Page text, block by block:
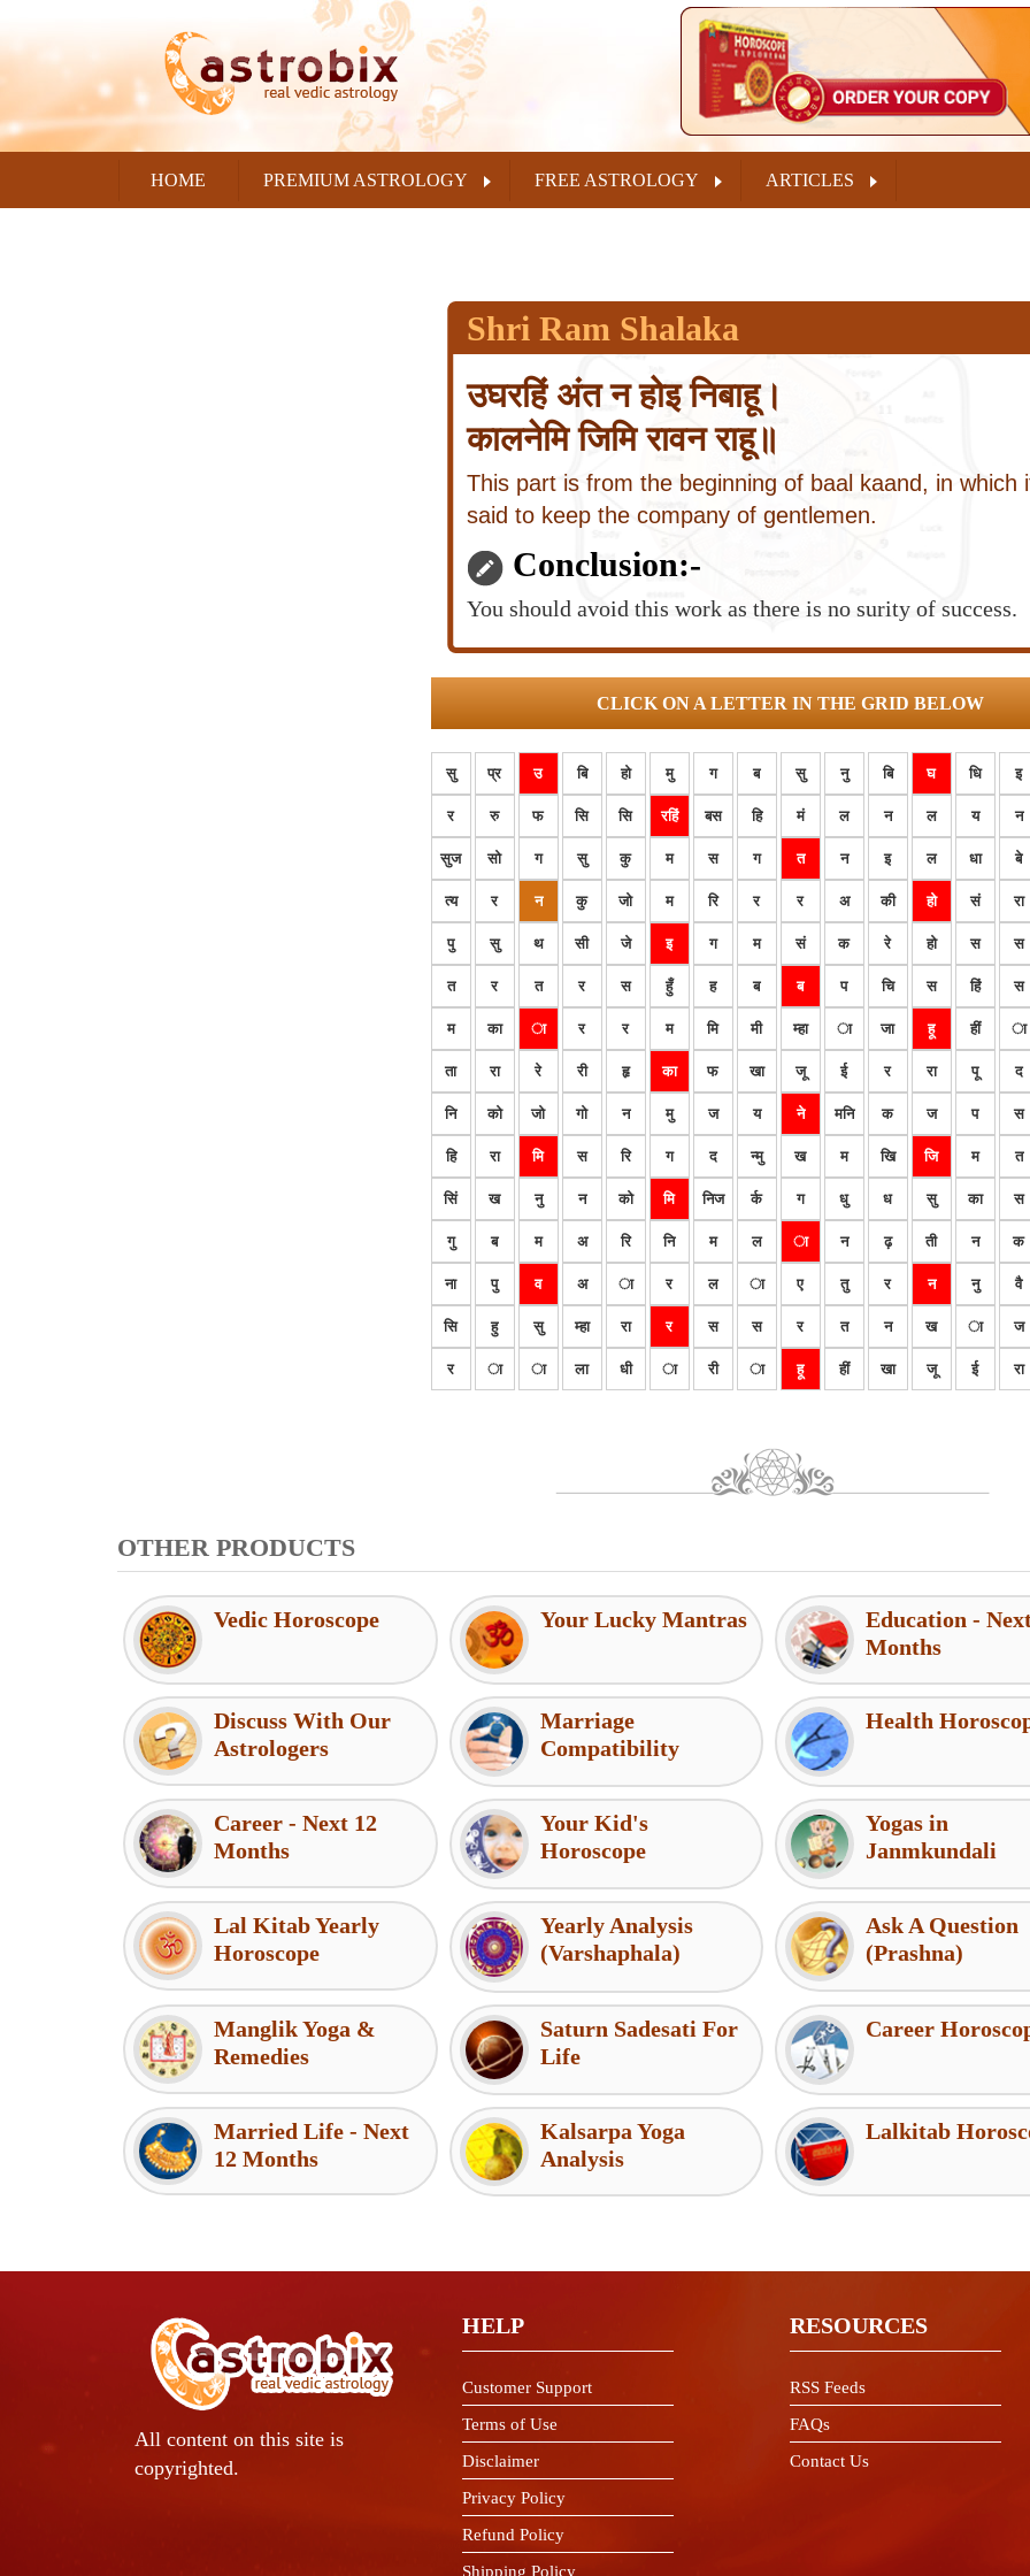
HOME PREMIUM ASTROLOGY FREE ASTROLOGY ARTICLES
Shri Ram Shalaka
उघरहिं अंत न होइ निबाहू।
कालनेमि जिमि रावन राहू॥
This part is from the beginning of baal kaand, in which
said to keep the company of gentlemen.
Conclusion:-
You should avoid this work as there is no surity of success.
CLICK ON A LETTER IN THE GRID BELOW
सु प्र उ बि हो मु ग ब सु नु बि घ धि इ
र रु फ सि सि रहिं बस हि मं ल न ल य न
सुज सो ग सु कु म स ग त न इ ल धा बे
त्य र न कु जो म रि र र अ की हो सं रा
पु सु थ सी जे इ ग म सं क रे हो स स
त र त र स हुँ ह ब ब प चि स हिं स
म का ा र र म मि मी म्हा ा जा हू हीं ा
ता रा रे री हृ का फ खा जू ई र रा पू द
नि को जो गो न मु ज य ने मनि क ज प स
हि रा मि स रि ग द न्मु ख म खि जि म त
सिं ख नु न को मि निज र्क ग धु ध सु का स
गु ब म अ रि नि म ल ा न ढ़ ती न क
ना पु व अ ा र ल ा ए तु र न नु वै
सि हु सु म्हा रा र स स र त न ख ा ज
र ा ा ला धी ा री ा हू हीं खा जू ई रा
OTHER PRODUCTS
Vedic Horoscope Your Lucky Mantras
Education -
Months
Discuss With Our
Astrologers
Marriage
Compatibility
Health
Career - Next 12
Months
Your Kid's
Horoscope
Yogas in
Janmkundali
Lal Kitab Yearly
Horoscope
Yearly Analysis
(Varshaphala)
Ask A Question
(Prashna)
Manglik Yoga &
Remedies
Saturn Sadesati For
Life
Career
Married Life - Next
12 Months
Kalsarpa Yoga
Analysis
Lalkitab
All content on this site is
copyrighted.
HELP
Customer Support
Terms of Use
Disclaimer
Privacy Policy
Refund Policy
Shipping Policy
RESOURCES
RSS Feeds
FAQs
Contact Us